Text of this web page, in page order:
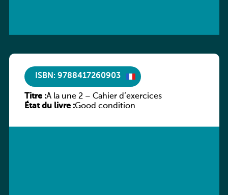
ISBN: 9788417260903
Titre :À la une 2 – Cahier d’exercices
État du livre :Good condition